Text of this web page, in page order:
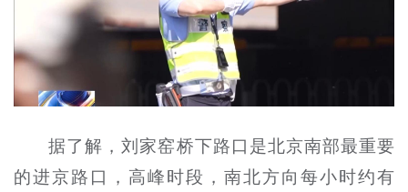
据了解，刘家窑桥下路口是北京南部最重要
的进京路口，高峰时段，南北方向每小时约有